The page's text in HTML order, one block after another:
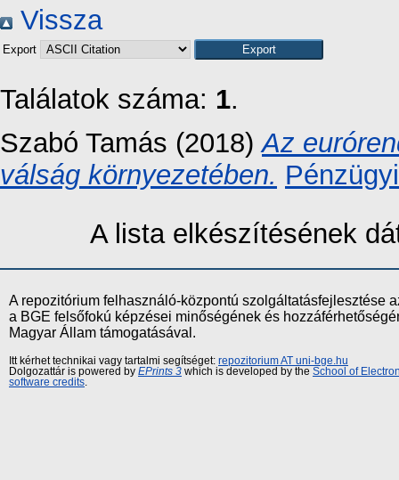
Vissza
Export
Találatok száma: 1.
Szabó Tamás (2018)Az
válság környezetében.
A lista elkészítésének
A repozitórium felhasználó-központú szolgáltatásfejlesztése
a BGE felsőfokú képzései minőségének és
Magyar Állam támogatásával.
Itt kérhet technikai vagy tartalmi segítséget: repozitorium AT uni-bge.hu
Dolgozattár is powered by EPrints 3 which is developed by the School of
software credits